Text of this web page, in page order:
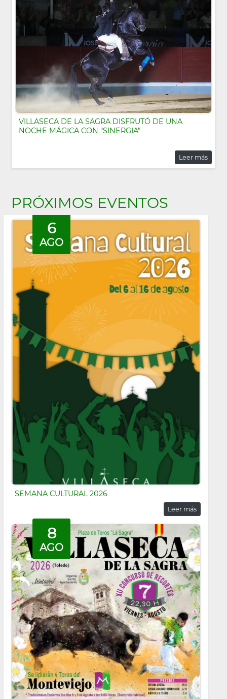
VILLASECA DE LA SAGRA DISFRUTÓ DE UNA
NOCHE MÁGICA CON "SINERGIA"
Leer más
PRÓXIMOS EVENTOS
6
AGO
SEMANA CULTURAL 2026
Leer más
8
AGO